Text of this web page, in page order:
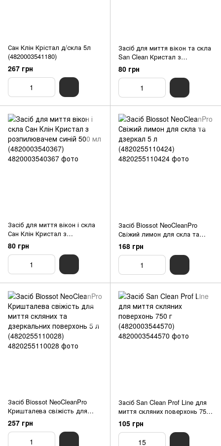
Сан Клін Крістал д/скла 5л
(4820003541180)
267 грн
Засіб для миття вікон та скла
San Clean Кристал з
розпилювачем зелений 500
мл (4820003540398)
80 грн
Засіб для миття вікон і скла
Сан Клін Кристал з
розпилювачем синій 500 мл
(4820003540367)
80 грн
Засіб Biossot NeoCleanPro
Свіжий лимон для скла та
дзеркал 5 л (4820255110424)
168 грн
Засіб Biossot NeoCleanPro
Кришталева свіжість для
миття скляних та дзеркальних
поверхонь 5 л
(4820255110028)
257 грн
Засіб San Clean Prof Line для
миття скляних поверхонь 750
г (4820003544570)
105 грн